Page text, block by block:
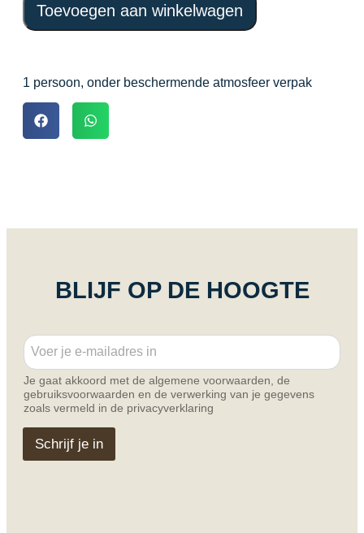
Toevoegen aan winkelwagen
1 persoon, onder beschermende atmosfeer verpak
BLIJF OP DE HOOGTE
m
a
i
l
E
E
m
i
l
Je gaat akkoord met de algemene voorwaarden, de
gebruiksvoorwaarden en de verwerking van je gegevens
zoals vermeld in de privacyverklaring
Schrijf je in